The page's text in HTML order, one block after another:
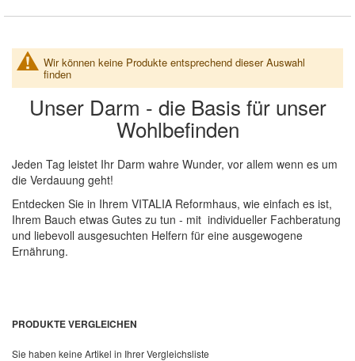
Wir können keine Produkte entsprechend dieser Auswahl
finden
Unser Darm - die Basis für unser
Wohlbefinden
Jeden Tag leistet Ihr Darm wahre Wunder, vor allem wenn es um
die Verdauung geht!
Entdecken Sie in Ihrem VITALIA Reformhaus, wie einfach es ist,
Ihrem Bauch etwas Gutes zu tun - mit individueller Fachberatung
und liebevoll ausgesuchten Helfern für eine ausgewogene
Ernährung.
PRODUKTE VERGLEICHEN
Sie haben keine Artikel in Ihrer Vergleichsliste